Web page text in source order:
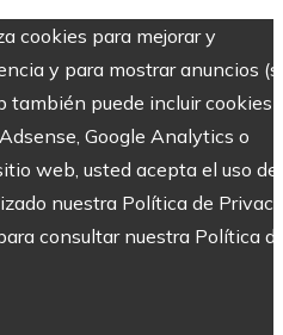
cookies para mejorar y
y para mostrar anuncios
también puede incluir cookies
Google Analytics o
web, usted acepta el uso de
nuestra Política de
consultar nuestra Política